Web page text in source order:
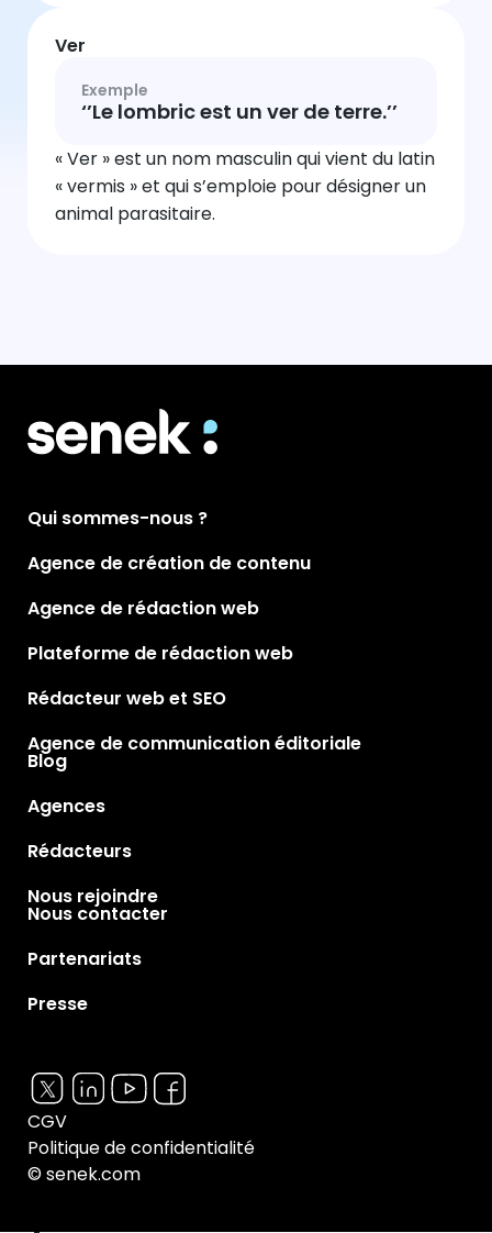
Ver
Exemple
‘’Le lombric est un ver de terre.’’
« Ver » est un nom masculin qui vient du latin
« vermis » et qui s’emploie pour désigner un
animal parasitaire.
Qui sommes-nous ?
Agence de création de contenu
Agence de rédaction web
Plateforme de rédaction web
Rédacteur web et SEO
Agence de communication éditoriale
Blog
Agences
Rédacteurs
Nous rejoindre
Nous contacter
Partenariats
Presse
© senek.com
Politique de confidentialité
CGV